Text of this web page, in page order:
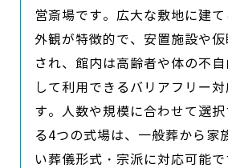
営斎場です。広大な敷地に建
外観が特徴的で、安置施設や
され、館内は高齢者や体の不
して利用できるバリアフリー
す。人数や規模に合わせて選
る4つの式場は、一般葬から家
い葬儀形式・宗派に対応可能で